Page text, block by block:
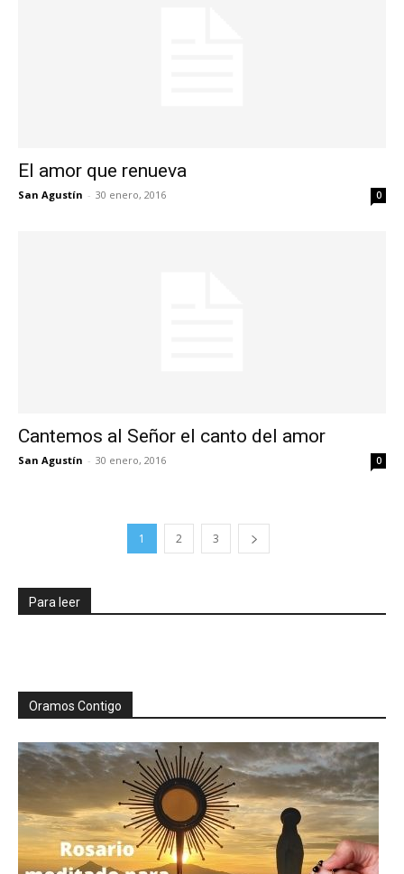
El amor que renueva
San Agustín - 30 enero, 2016 0
Cantemos al Señor el canto del amor
San Agustín - 30 enero, 2016 0
1 2 3
Para leer
Oramos Contigo